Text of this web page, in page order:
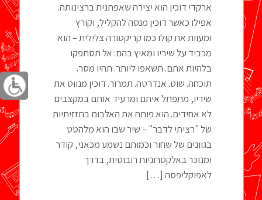
ארקדי דוכין הוא יצירה שאפתנית ברצינותה.
אפילו כאשר דוכין מנסה להקליל, וקורץ
ומעוות את קולו כמו קריקטורה צלילית – הוא
מכביד על שיריו ומאיץ בהם: אל תסתפקו
בלהיות אתם. תשאפו ליותר. תהיו מסר.
תוכחה. שוט. אנדרטה. תמרור. דוכין מנווט את
שיריו, מתפתל איתם ומרעיד אותם במקצבים
לא אחידים. הוא פותח את האלבום בתזזיתיות
של "רציתי לדבר" – שיר שבו הוא מלהטט
בגוונים של שחור וכמותם נשמע מכאני, קודר
ומנוכר באלקטרוניות רובוטית, בדרך
לאפוקליפסה […]